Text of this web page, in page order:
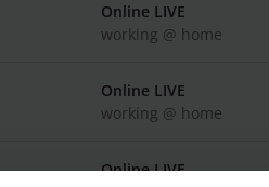
Online LIVE
working @ home
Online LIVE
working @ home
Online LIVE